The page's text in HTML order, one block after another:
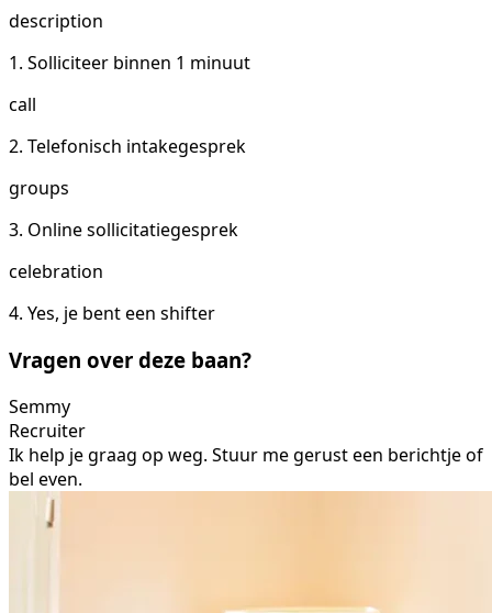
description
1. Solliciteer binnen 1 minuut
call
2. Telefonisch intakegesprek
groups
3. Online sollicitatiegesprek
celebration
4. Yes, je bent een shifter
Vragen over deze baan?
Semmy
Recruiter
Ik help je graag op weg. Stuur me gerust een berichtje of
bel even.